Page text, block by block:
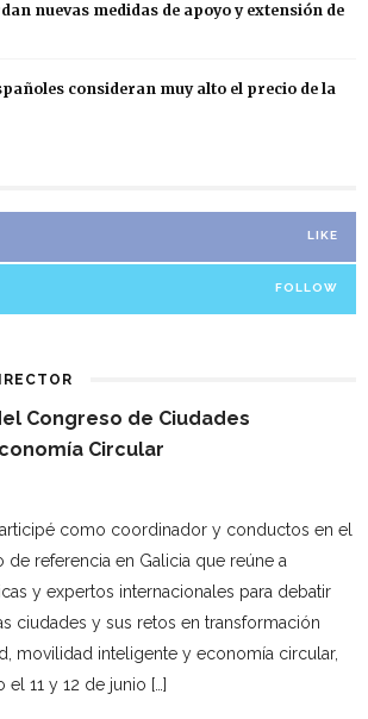
nuevas medidas de apoyo y extensión de
consideran muy alto el precio de la
LIKE
FOLLOW
Congreso de Ciudades
Circular
como coordinador y conductos en el
de referencia en Galicia que reúne a
y expertos internacionales para debatir
ciudades y sus retos en transformación
movilidad inteligente y economía circular,
11 y 12 de junio […]